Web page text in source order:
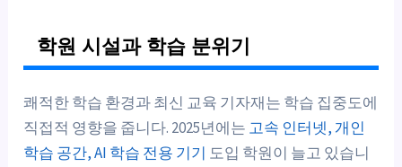
학원 시설과 학습 분위기
쾌적한 학습 환경과 최신 교육 기자재는 학습 집중도에
직접적 영향을 줍니다. 2025년에는 고속 인터넷, 개인
학습 공간, AI 학습 전용 기기 도입 학원이 늘고 있습니